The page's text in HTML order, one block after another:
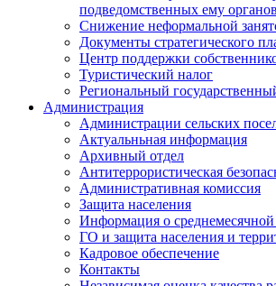
подведомственных ему
Снижение неформальной
Документы стратегического
Центр поддержки
Туристический налог
Региональный
Администрация
Администрации сельских
Актуальньная информация
Архивный отдел
Антитеррористическая
Административная комиссия
Защита населения
Информация о среднемесячной
ГО и защита населения и
Кадровое обеспечение
Контакты